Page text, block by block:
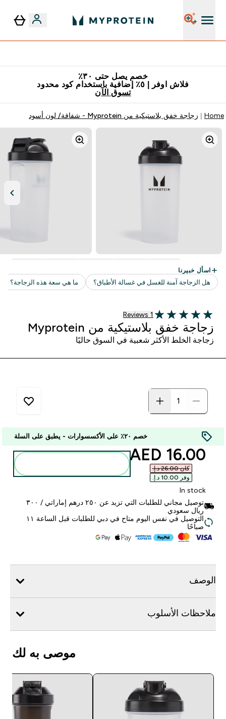
خصم يصل حتى ٣٠٪
فلاش اوفر | ٥٪ إضافية باستخدام كود محدود
تسوق الآن
Home زجاجة خفق بلاستيكية من Myprotein - شفافة/ لون أسود
5 out of 5 stars
1 customer reviews
1 Reviews
زجاجة خفق بلاستيكية من Myprotein
زجاجة الخلط الأكثر شعبية في السوق حاليًا
خصم ٢٠٪ على الأكسسوارات - يطبق على السلة
discounted price
16.00 AED‎
كان ‏26.00 د.إ.‏‎
وفر ‏10.00 د.إ.‏‎
In stock
توصيل مجاني للطلبات التي تزيد عن ٢٥٠ درهم إماراتي / ٣٠٠
ريال سعودي
التوصيل في نفس اليوم متاح في دبي للطلبات قبل الساعة ١١
صباحًا
الوصف
ملاحظات الأسلوب
موصى به لك